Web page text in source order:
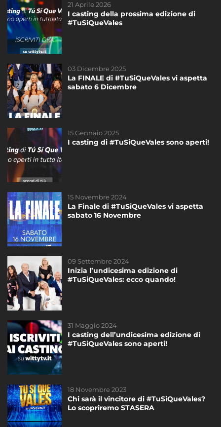
21 Aprile 2026
I casting della prossima edizione di
#TuSiQueVales
03 Dicembre 2025
La FINALE di #TuSiQueVales vi aspetta
sabato 6 Dicembre
15 Gennaio 2025
I casting di #TuSiQueVales sono aperti!
15 Novembre 2024
La Finale di #TuSiQueVales vi aspetta
sabato 16 Novembre
09 Settembre 2024
Inizia l’undicesima edizione di
#TuSiQueVales: ecco quando!
31 Maggio 2024
I casting dell’undicesima edizione di
#TuSiQueVales sono aperti!
18 Novembre 2023
Chi sarà il vincitore di #TuSiQueVales?
Lo scopriremo STASERA
15 Gennaio 2025
I casting di #TuSiQueVales sono aperti!
18 Novembre 2023
Chi sarà il vincitore di #TuSiQueVales?
Lo scopriremo STASERA
31 Maggio 2024
I casting dell’undicesima edizione di
21 Aprile 2026
I casting della prossima edizione di
#TuSiQueVales
24 Agosto 2022
Iscriviti ai casting di Tú Sí Que Vales
17 Settembre 2021
Sabato 18 settembre inizia l’ottava
edizione di #TuSiQueVales
19 Gennaio 2023
I casting della nuova edizione di
#TuSiQueVales